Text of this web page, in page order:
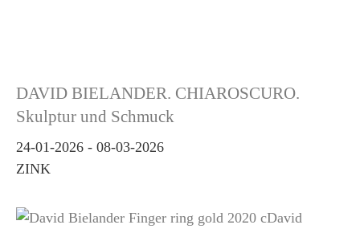
DAVID BIELANDER. CHIAROSCURO.
Skulptur und Schmuck
24-01-2026- 08-03-2026
ZINK